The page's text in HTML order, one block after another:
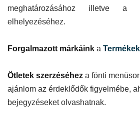
meghatározásához illetve a
elhelyezéséhez.
Forgalmazott márkáink a Termékek
Ötletek szerzéséhez a fönti
ajánlom az érdeklődők figyelmébe,
bejegyzéseket olvashatnak.